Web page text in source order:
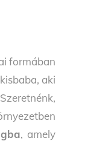
formában
aki
, amely